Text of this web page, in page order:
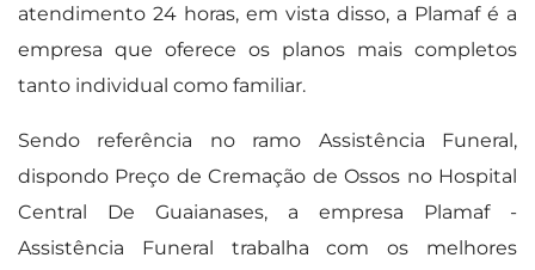
atendimento 24 horas, em vista disso, a Plamaf é a
empresa que oferece os planos mais completos
tanto individual como familiar.
Sendo referência no ramo Assistência Funeral,
dispondo Preço de Cremação de Ossos no Hospital
Central De Guaianases, a empresa Plamaf -
Assistência Funeral trabalha com os melhores